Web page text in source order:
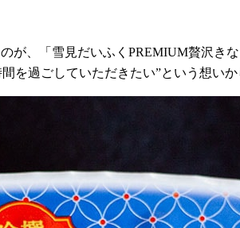
が、「雪見だいふく PREMIUM贅沢き
を過ごしていただきたい”という想い